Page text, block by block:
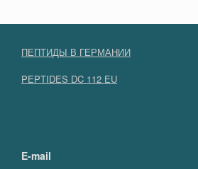
ПЕПТИДЫ В ГЕРМАНИИ
PEPTIDES DC 112 EU
E-mail